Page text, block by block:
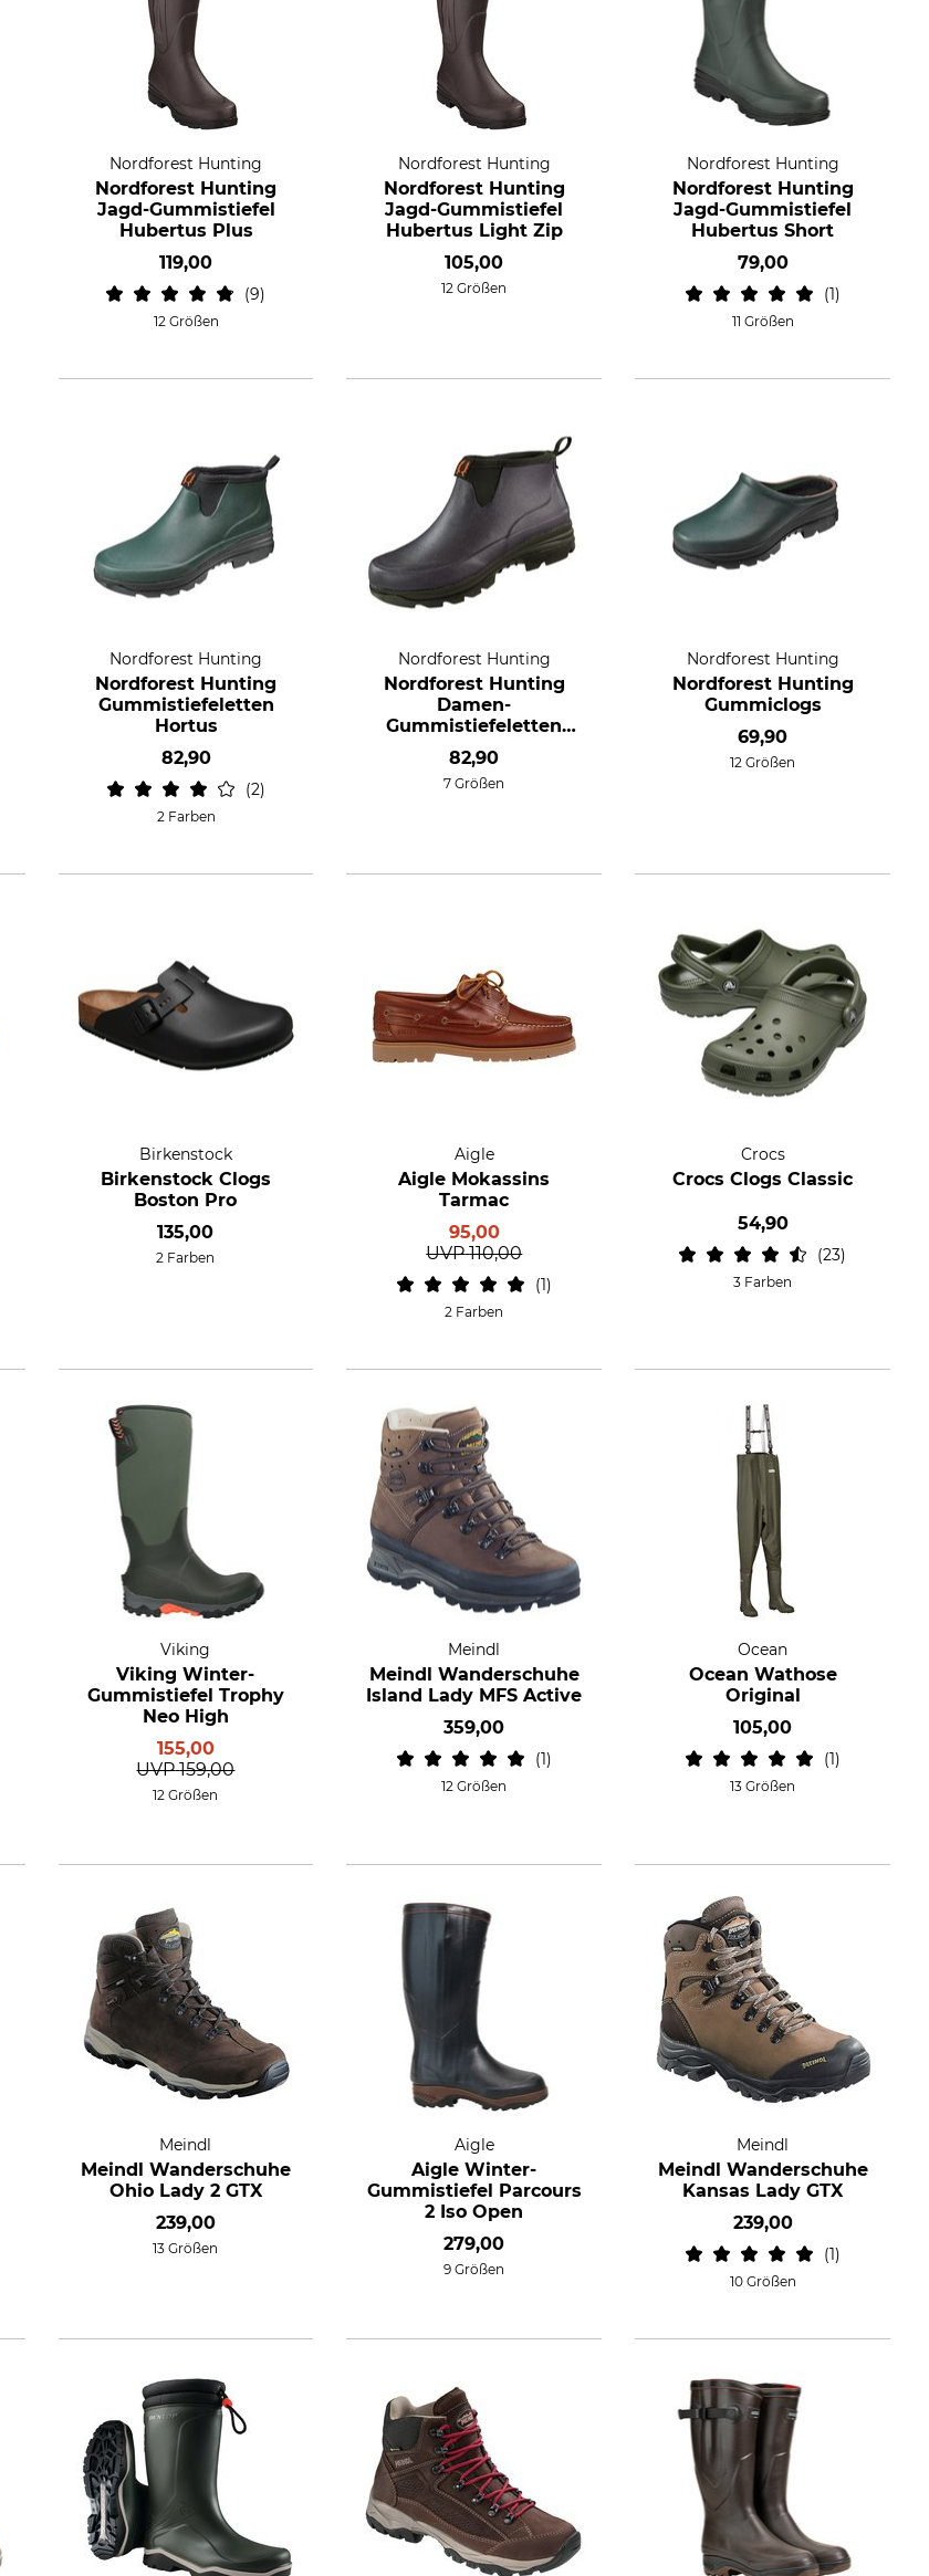
Nordforest Hunting
Nordforest Hunting
Jagd-Gummistiefel
Hubertus Plus
119,00
9
12 Größen
Nordforest Hunting
Nordforest Hunting
Jagd-Gummistiefel
Hubertus Light Zip
105,00
12 Größen
Nordforest Hunting
Nordforest Hunting
Jagd-Gummistiefel
Hubertus Short
79,00
1
11 Größen
Nordforest Hunting
Nordforest Hunting
Gummistiefeletten
Hortus
82,90
2
2 Farben
Nordforest Hunting
Nordforest Hunting
Damen-
Gummistiefeletten
Hortus
82,90
7 Größen
Nordforest Hunting
Nordforest Hunting
Gummiclogs
69,90
12 Größen
Birkenstock
Birkenstock Clogs
Boston Pro
135,00
2 Farben
Aigle
Aigle Mokassins
Tarmac
95,00
UVP 110,00
1
2 Farben
Crocs
Crocs Clogs Classic
54,90
23
3 Farben
Viking
Viking Winter-
Gummistiefel Trophy
Neo High
155,00
UVP 159,00
12 Größen
Meindl
Meindl Wanderschuhe
Island Lady MFS Active
359,00
1
12 Größen
Ocean
Ocean Wathose
Original
105,00
1
13 Größen
Meindl
Meindl Wanderschuhe
Ohio Lady 2 GTX
239,00
13 Größen
Aigle
Aigle Winter-
Gummistiefel Parcours
2 Iso Open
279,00
9 Größen
Meindl
Meindl Wanderschuhe
Kansas Lady GTX
239,00
1
10 Größen